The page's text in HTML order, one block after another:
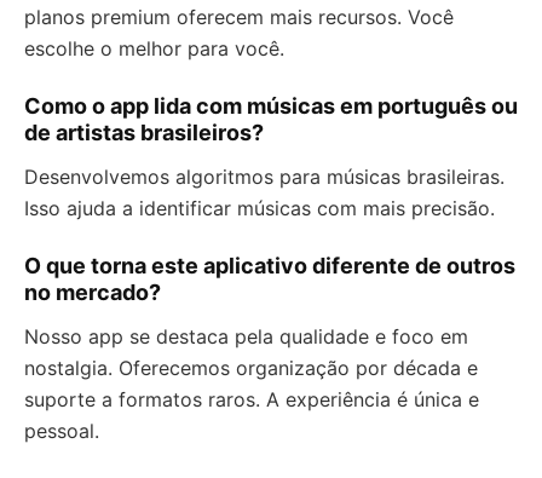
planos premium oferecem mais recursos. Você
escolhe o melhor para você.
Como o app lida com músicas em português ou
de artistas brasileiros?
Desenvolvemos algoritmos para músicas brasileiras.
Isso ajuda a identificar músicas com mais precisão.
O que torna este aplicativo diferente de outros
no mercado?
Nosso app se destaca pela qualidade e foco em
nostalgia. Oferecemos organização por década e
suporte a formatos raros. A experiência é única e
pessoal.